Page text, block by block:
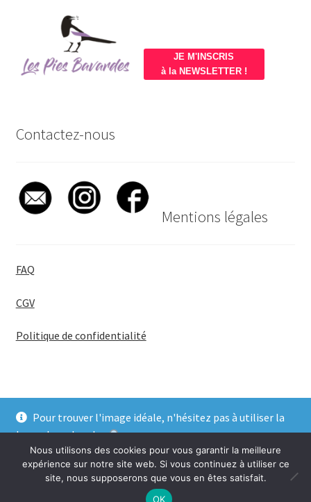
Pour trouver l'image idéale, n'hésitez pas à utiliser la
barre de recherche
Ignorer
JE M'INSCRIS
à la NEWSLETTER !
Contactez-nous
Mentions légales
FAQ
CGV
Politique de confidentialité
© BadgeGirl® 2026
Nous utilisons des cookies pour vous garantir la meilleure
expérience sur notre site web. Si vous continuez à utiliser ce
site, nous supposerons que vous en êtes satisfait.
OK